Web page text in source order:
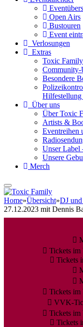
Open Airs
Bustouren
Event
Verlosungen
Extras
Toxic Family
Community-
Besondere
Hilfestellung
Über uns
Über Toxic
Artists &
Eventreihen
Unser Label
Unsere
Merch
Home»Übersicht»DJ
27.12.2023 mit Dennis
Tickets
Tickets
Tickets
VVK-
Tickets
Tickets